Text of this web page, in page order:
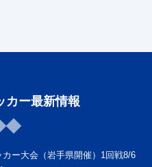
カー最新情報
ー大会（岩手県開催）1回戦8/6